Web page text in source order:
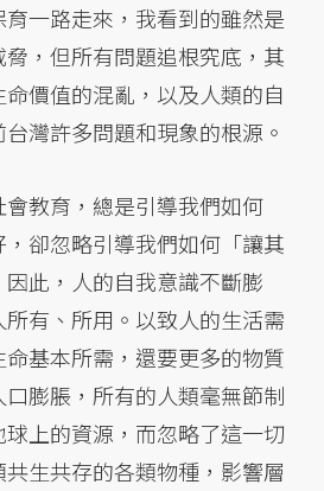
一路走來，我看到的雖然是
，但所有問題追根究底，其
價值的混亂，以及人類的自
灣許多問題和現象的根源。
教育，總是引導我們如何
，卻忽略引導我們如何「讓其
此，人的自我意識不斷膨
有、所用。以致人的生活需
基本所需，還要更多的物質
膨脹，所有的人類毫無節制
上的資源，而忽略了這一切
生共存的各類物種，影響層